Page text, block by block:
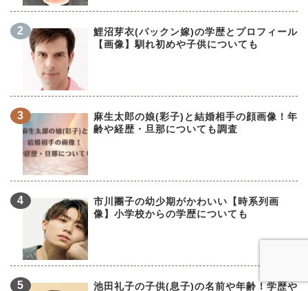
鯉沼芽衣(パックン嫁)の学歴とプロフィール
【画像】馴れ初めや子供についても
麻生太郎の娘(彩子)と結婚相手の顔画像！年
齢や経歴・旦那についても調査
市川團子の幼少期がかわいい【時系列画
像】小学校からの学歴についても
池田礼子の子供(息子)の名前や年齢！学歴や